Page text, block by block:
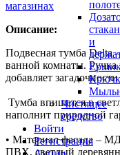
и
Чистящее
средство
Войти
Регистрация
магазинах
Описание:
Подвесная тумба Delta
ванной комнаты. Ручка
добавляет
Тумба впишется в
наполнит природной
• Материал фасада –
ПВХ, светлый